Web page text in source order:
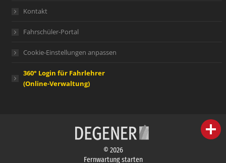
Kontakt
Fahrschüler-Portal
Cookie-Einstellungen anpassen
360° Login für Fahrlehrer
(Online-Verwaltung)
© 2026
Fernwartung starten
person IHR FACHBERATER
campaign